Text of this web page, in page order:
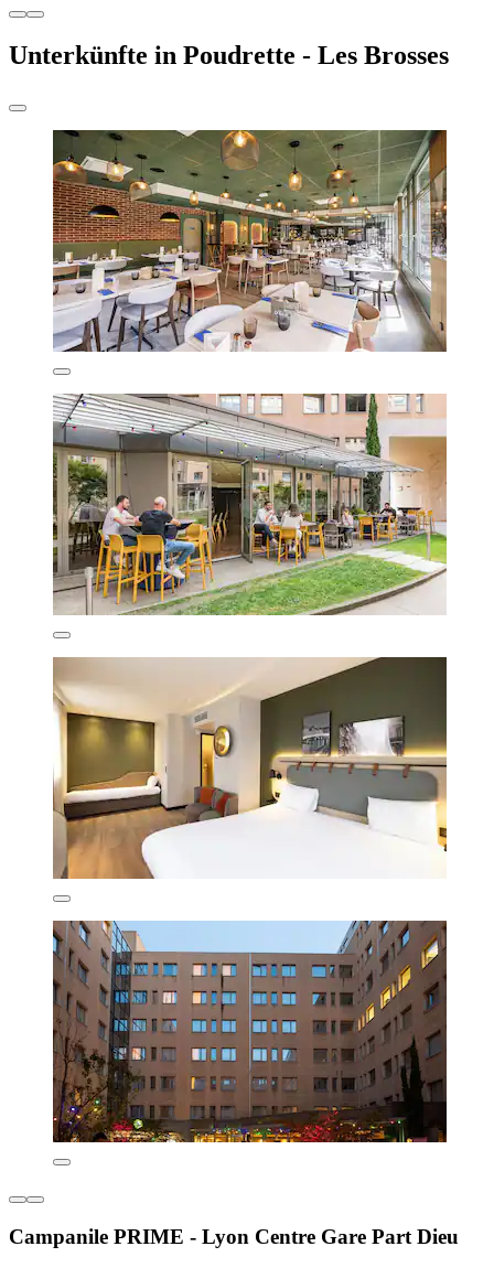
Unterkünfte in Poudrette - Les Brosses
Campanile PRIME - Lyon Centre Gare Part Dieu